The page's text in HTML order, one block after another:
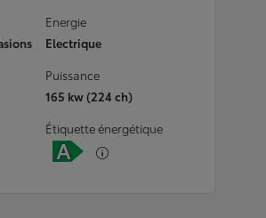
Energie
Electrique
Puissance
165 kw (224 ch)
Étiquette énergétique